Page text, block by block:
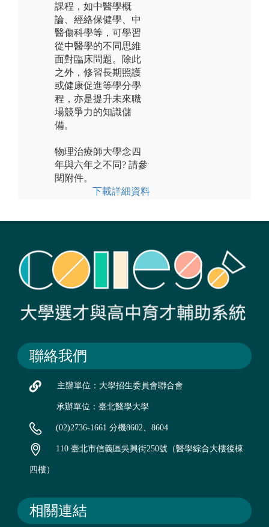
課程，如中醫學概
論、經絡保健學、中
醫傷科學等，可學習
從中醫學的不同思維
面對臨床問題。除此
之外，修習長期照護
或健康促進等學分學
程，亦是提升未來職
場競爭力的知識儲
備。
物理治療師大學念四
年與六年之不同? 請參
閱附件。
下載詳細資料
聯絡我們
主辦單位：大學招生委員會聯合會
承辦單位：臺北醫學大學
(02)2736-1661 分機8602、8604
110 臺北市信義區吳興街250號（醫學綜合大樓後棟
四樓）
相關連結